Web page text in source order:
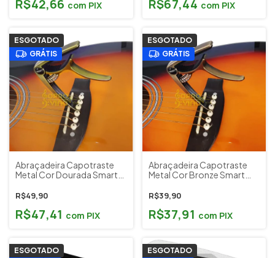
R$42,66 com PIX R$67,44 com PIX
ESGOTADO
GRÁTIS
Abraçadeira Capotraste
Metal Cor Dourada Smart
R$49,90
R$47,41 com PIX
ESGOTADO
GRÁTIS
Abraçadeira Capotraste
Metal Cor Bronze Smart
R$39,90
R$37,91 com PIX
ESGOTADO
ESGOTADO